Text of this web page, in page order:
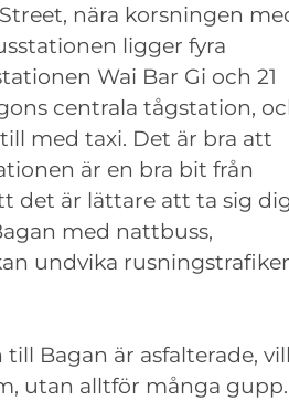
nära korsningen
ligger fyra
Wai Bar Gi och 21
centrala tågstation,
med taxi. Det är bra att
är en bra bit från
det är lättare att ta sig
med nattbuss,
undvika
till Bagan är asfalterade,
utan alltför många